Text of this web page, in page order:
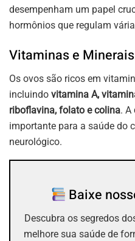
desempenham um papel
hormônios que regulam
Vitaminas e
Os ovos são ricos em
incluindo vitamina A,
riboflavina, folato e colina. A
importante para a saúde do
neurológico.
Baixe
Descubra os segredos
melhore sua saúde de